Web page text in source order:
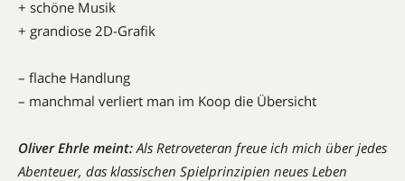
+ schöne Musik
+ grandiose 2D-Grafik
– flache Handlung
– manchmal verliert man im Koop die Übersicht
Oliver Ehrle meint: Als Retroveteran freue ich mich über jedes
Abenteuer, das klassischen Spielprinzipien neues Leben